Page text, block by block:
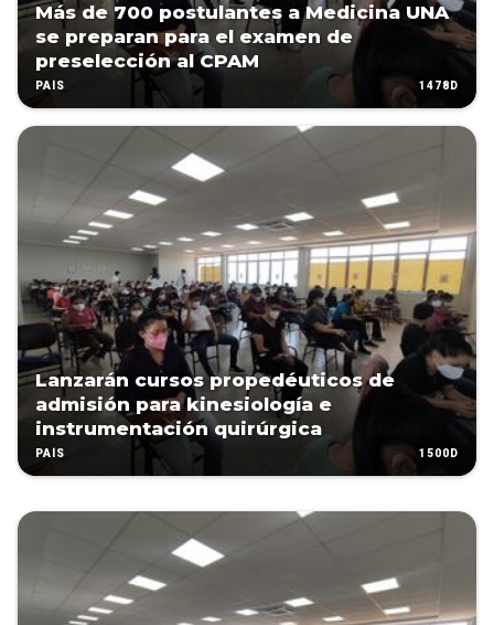
Más de 700 postulantes a Medicina UNA
se preparan para el examen de
preselección al CPAM
PAÍS 1478D
Lanzarán cursos propedéuticos de
admisión para kinesiología e
instrumentación quirúrgica
PAÍS 1500D